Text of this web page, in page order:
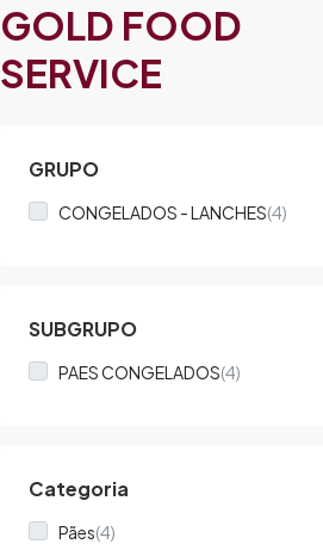
GOLD FOOD
SERVICE
GRUPO
CONGELADOS - LANCHES(4)
SUBGRUPO
PAES CONGELADOS(4)
Categoria
Pães(4)